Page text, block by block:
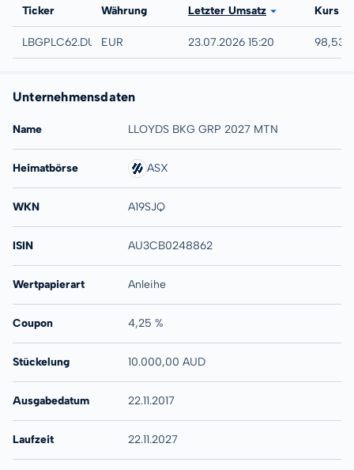
Börse
Ticker Währung Letzter Umsatz Kurs
Düsseldorf
LBGPLC62.DUSBEUR 23.07.2026 15:20 98,53
Unternehmensdaten
Name LLOYDS BKG GRP 2027 MTN
Heimatbörse ASX
WKN A19SJQ
ISIN AU3CB0248862
Wertpapierart Anleihe
Coupon 4,25 %
Stückelung 10.000,00 AUD
Ausgabedatum 22.11.2017
Laufzeit 22.11.2027